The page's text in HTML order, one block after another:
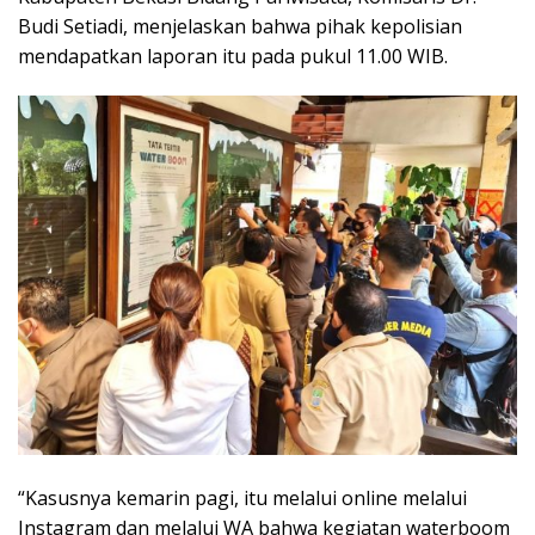
Budi Setiadi, menjelaskan bahwa pihak kepolisian
mendapatkan laporan itu pada pukul 11.00 WIB.
“Kasusnya kemarin pagi, itu melalui online melalui
Instagram dan melalui WA bahwa kegiatan waterboom